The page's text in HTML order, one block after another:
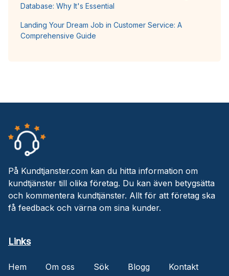
Database: Why It's Essential
Landing Your Dream Job in Customer Service: A
Comprehensive Guide
På Kundtjanster.com kan du hitta information om
kundtjänster till olika företag. Du kan även betygsätta
och kommentera kundtjänster. Allt för att företag ska
få feedback och värna om sina kunder.
Links
Hem Om oss Sök Blogg
Kontakt